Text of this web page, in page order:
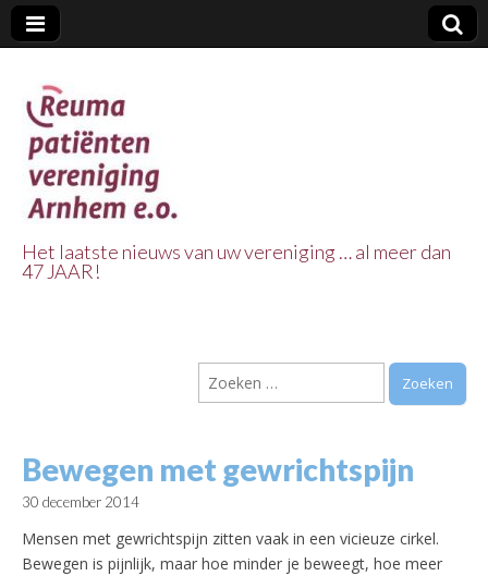
Vereniging
Arnhem e.o.
Het laatste nieuws van uw vereniging … al meer dan
47 JAAR!
Zoeken
naar:
Bewegen met gewrichtspijn
30 december 2014
Mensen met gewrichtspijn zitten vaak in een vicieuze cirkel.
Bewegen is pijnlijk, maar hoe minder je beweegt, hoe meer